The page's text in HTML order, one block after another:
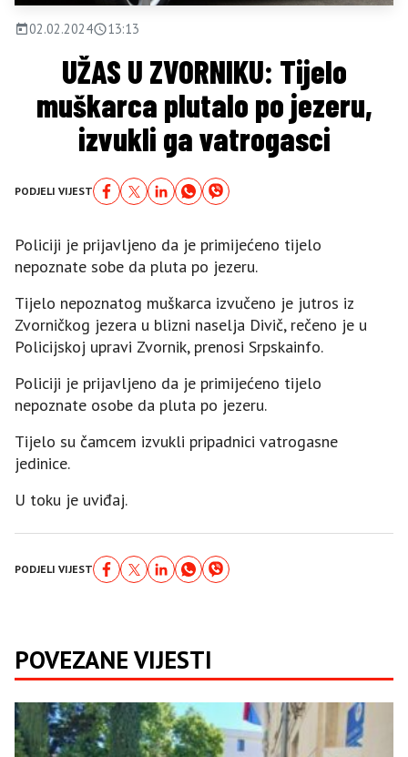
02.02.2024 13:13
UŽAS U ZVORNIKU: Tijelo
muškarca plutalo po jezeru,
izvukli ga vatrogasci
PODJELI VIJEST
Policiji je prijavljeno da je primijećeno tijelo
nepoznate sobe da pluta po jezeru.
Tijelo nepoznatog muškarca izvučeno je jutros iz
Zvorničkog jezera u blizni naselja Divič, rečeno je u
Policijskoj upravi Zvornik, prenosi Srpskainfo.
Policiji je prijavljeno da je primijećeno tijelo
nepoznate osobe da pluta po jezeru.
Tijelo su čamcem izvukli pripadnici vatrogasne
jedinice.
U toku je uviđaj.
PODJELI VIJEST
POVEZANE VIJESTI